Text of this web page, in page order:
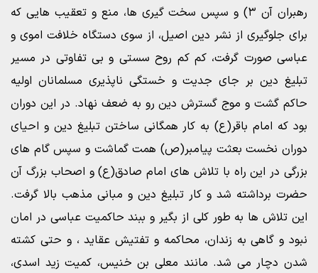
رهبران آن ۳) و سپس سخت گیری ها، منع و تعقیب هایی که
برای جلوگیری از نشر دین اصیل، از سوی دستگاه خلافت اموی و
عباسی صورت گرفت، کم کم روح سستی و بی تفاوتی در مسیر
تبلیغ دین بر جای جدیت و خستگی ناپذیری مسلمانان اولیه
حاکم گشت و موج گسترش دین رو به ضعف نهاد. در این دوران
بود که امام باقر(ع) به کار همگانی ساختن تبلیغ دین و احیای
دوران نخست بعثت پیامبر(ص) همت گماشت و سپس گام های
بزرگی در این راه با تلاش های امام صادق(ع) و اصحاب بزرگ آن
حضرت برداشته شد و کار تبلیغ دین و مبانی مذهب بالا گرفت.
این تلاش ها به طور کلی از بگیر و ببند حاکمیت عباسی در امان
نبود و گاهی به زندان، محاکمه و تفتیش عقاید ، و حتی کشته
شدن دچار می شد. مانند معلی بن خنیس، کمیت زید اسدی،